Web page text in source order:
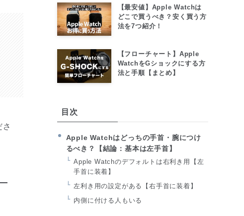
【最安値】Apple Watchは
どこで買うべき？安く買う方
法を7つ紹介！
【フローチャート】Apple
WatchをGショックにする方
法と手順【まとめ】
目次
Apple Watchはどっちの手首・腕につけ
るべき？【結論：基本は左手首】
Apple Watchのデフォルトは右利き用【左
手首に装着】
左利き用の設定がある【右手首に装着】
内側に付ける人もいる